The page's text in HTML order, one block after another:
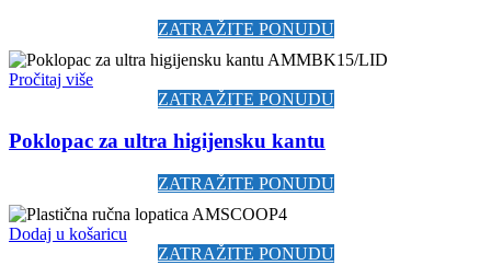
ZATRAŽITE PONUDU
Pročitaj više
ZATRAŽITE PONUDU
Poklopac za ultra higijensku kantu
ZATRAŽITE PONUDU
Dodaj u košaricu
ZATRAŽITE PONUDU